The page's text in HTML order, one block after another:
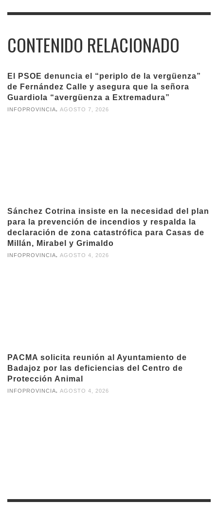
CONTENIDO RELACIONADO
El PSOE denuncia el “periplo de la vergüenza”
de Fernández Calle y asegura que la señora
Guardiola “avergüenza a Extremadura”
INFOPROVINCIA AGOSTO 7, 2026
Sánchez Cotrina insiste en la necesidad del plan
para la prevención de incendios y respalda la
declaración de zona catastrófica para Casas de
Millán, Mirabel y Grimaldo
INFOPROVINCIA, AGOSTO 4, 2026
PACMA solicita reunión al Ayuntamiento de
Badajoz por las deficiencias del Centro de
Protección Animal
INFOPROVINCIA AGOSTO 4, 2026